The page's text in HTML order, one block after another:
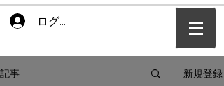
ログイン
記事 新規登録